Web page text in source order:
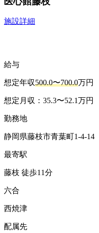
施設詳細
給与
想定年収500.0〜700.0万円
想定月収：35.3〜52.1万円
勤務地
静岡県藤枝市青葉町1-4-14
最寄駅
藤枝 徒歩11分
六合
西焼津
配属先